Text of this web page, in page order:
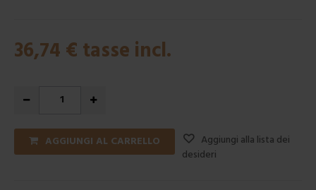
36,74 € tasse incl.
AGGIUNGI AL CARRELLO
Aggiungi alla lista dei
desideri